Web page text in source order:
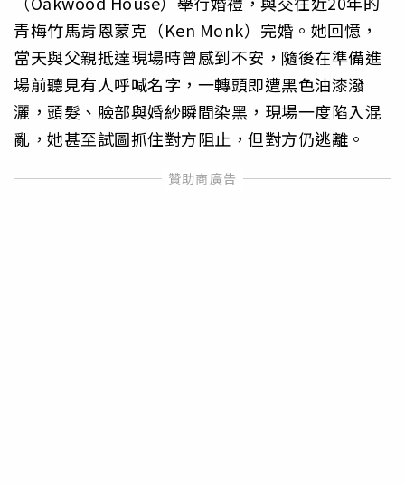
青梅竹馬肯恩蒙克（Ken Monk）完婚。她回憶，
當天與父親抵達現場時曾感到不安，隨後在準備進
場前聽見有人呼喊名字，一轉頭即遭黑色油漆潑
灑，頭髮、臉部與婚紗瞬間染黑，現場一度陷入混
亂，她甚至試圖抓住對方阻止，但對方仍逃離。